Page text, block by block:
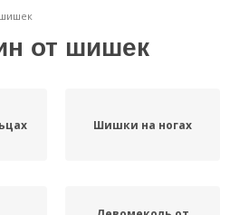
от шишек
Шишки на ногах